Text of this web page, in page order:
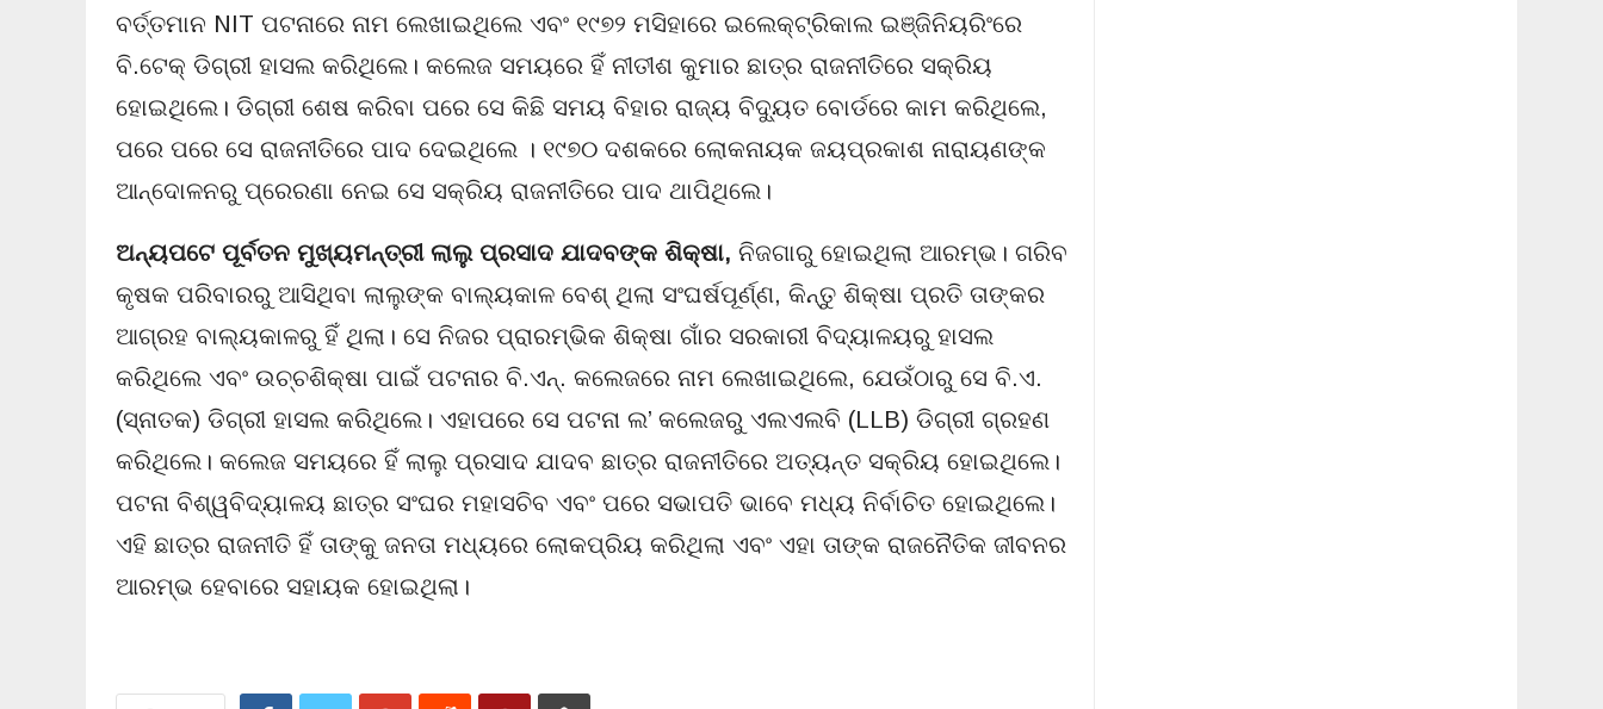
ବର୍ତ୍ତମାନ NIT ପଟନାରେ ନାମ ଲେଖାଇଥିଲେ ଏବଂ ୧୯୭୨ ମସିହାରେ ଇଲେକ୍ଟ୍ରିକାଲ ଇଞ୍ଜିନିୟରିଂରେ
ବି.ଟେକ୍ ଡିଗ୍ରୀ ହାସଲ କରିଥିଲେ। କଲେଜ ସମୟରେ ହିଁ ନୀତୀଶ କୁମାର ଛାତ୍ର ରାଜନୀତିରେ ସକ୍ରିୟ
ହୋଇଥିଲେ। ଡିଗ୍ରୀ ଶେଷ କରିବା ପରେ ସେ କିଛି ସମୟ ବିହାର ରାଜ୍ୟ ବିଦ୍ୟୁତ ବୋର୍ଡରେ କାମ କରିଥିଲେ,
ପରେ ପରେ ସେ ରାଜନୀତିରେ ପାଦ ଦେଇଥିଲେ । ୧୯୭୦ ଦଶକରେ ଲୋକନାୟକ ଜୟପ୍ରକାଶ ନାରାୟଣଙ୍କ
ଆନ୍ଦୋଳନରୁ ପ୍ରେରଣା ନେଇ ସେ ସକ୍ରିୟ ରାଜନୀତିରେ ପାଦ ଥାପିଥିଲେ।
ଅନ୍ୟପଟେ ପୂର୍ବତନ ମୁଖ୍ୟମନ୍ତ୍ରୀ ଲାଲୁ ପ୍ରସାଦ ଯାଦବଙ୍କ ଶିକ୍ଷା, ନିଜଗାରୁ ହୋଇଥିଲା ଆରମ୍ଭ। ଗରିବ
କୃଷକ ପରିବାରରୁ ଆସିଥିବା ଲାଲୁଙ୍କ ବାଲ୍ୟକାଳ ବେଶ୍ ଥିଲା ସଂଘର୍ଷପୂର୍ଣ୍ଣ, କିନ୍ତୁ ଶିକ୍ଷା ପ୍ରତି ତାଙ୍କର
ଆଗ୍ରହ ବାଲ୍ୟକାଳରୁ ହିଁ ଥିଲା। ସେ ନିଜର ପ୍ରାରମ୍ଭିକ ଶିକ୍ଷା ଗାଁର ସରକାରୀ ବିଦ୍ୟାଳୟରୁ ହାସଲ
କରିଥିଲେ ଏବଂ ଉଚ୍ଚଶିକ୍ଷା ପାଇଁ ପଟନାର ବି.ଏନ୍. କଲେଜରେ ନାମ ଲେଖାଇଥିଲେ, ଯେଉଁଠାରୁ ସେ ବି.ଏ.
(ସ୍ନାତକ) ଡିଗ୍ରୀ ହାସଲ କରିଥିଲେ। ଏହାପରେ ସେ ପଟନା ଲ’ କଲେଜରୁ ଏଲଏଲବି (LLB) ଡିଗ୍ରୀ ଗ୍ରହଣ
କରିଥିଲେ। କଲେଜ ସମୟରେ ହିଁ ଲାଲୁ ପ୍ରସାଦ ଯାଦବ ଛାତ୍ର ରାଜନୀତିରେ ଅତ୍ୟନ୍ତ ସକ୍ରିୟ ହୋଇଥିଲେ।
ପଟନା ବିଶ୍ୱବିଦ୍ୟାଳୟ ଛାତ୍ର ସଂଘର ମହାସଚିବ ଏବଂ ପରେ ସଭାପତି ଭାବେ ମଧ୍ୟ ନିର୍ବାଚିତ ହୋଇଥିଲେ।
ଏହି ଛାତ୍ର ରାଜନୀତି ହିଁ ତାଙ୍କୁ ଜନତା ମଧ୍ୟରେ ଲୋକପ୍ରିୟ କରିଥିଲା ଏବଂ ଏହା ତାଙ୍କ ରାଜନୈତିକ ଜୀବନର
ଆରମ୍ଭ ହେବାରେ ସହାୟକ ହୋଇଥିଲା।